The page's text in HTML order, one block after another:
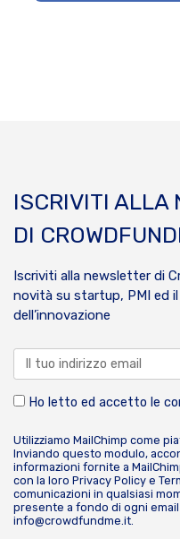
ISCRIVITI ALLA
DI
Iscriviti alla newsletter di
novità su startup, PMI ed
dell’innovazione
Ho letto ed accetto le
Utilizziamo MailChimp come
Inviando questo modulo,
informazioni fornite a
con la loro Privacy Policy e
comunicazioni in qualsiasi
presente a fondo di ogni
info@crowdfundme.it.